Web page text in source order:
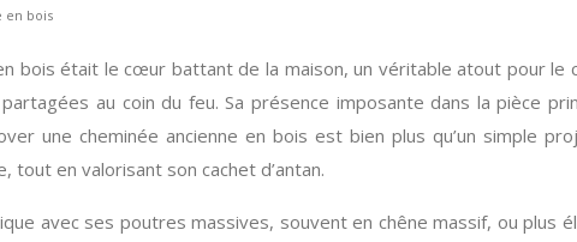
en bois
bois était le cœur battant de la maison, un véritable atout pour
au coin du feu. Sa présence imposante dans la pièce
une cheminée ancienne en bois est bien plus qu’un simple
en valorisant son cachet d’antan.
avec ses poutres massives, souvent en chêne massif, ou